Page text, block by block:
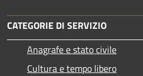
CATEGORIE DI SERVIZIO
Anagrafe e stato civile
Cultura e tempo libero